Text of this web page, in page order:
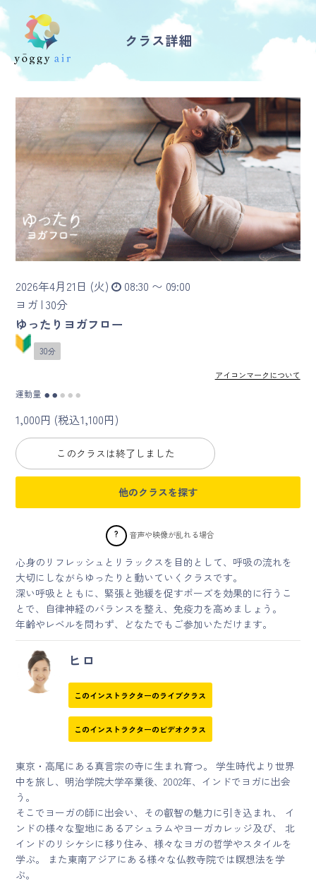
受講の流れ
料金について
インストラクター一覧
FAQ / お問い合わせ
yoggy store
yoggy magazine
yoggy mommy
マイページ
会員規約について
クラス参加にあたっての同意書
特定商取引にかかわる表示
プライバシーポリシー
クラス詳細
2026年4月21日 (火)
08:30 〜 09:00
ヨガ | 30分
ゆったりヨガフロー
30分
アイコンマークについて
運動量 ● ● ● ● ●
1,000円 (税込1,100円)
このクラスは終了しました
他のクラスを探す
? 音声や映像が乱れる場合
心身のリフレッシュとリラックスを目的として、呼吸の流れを
大切にしながらゆったりと動いていくクラスです。
深い呼吸とともに、緊張と弛緩を促すポーズを効果的に行うこ
とで、自律神経のバランスを整え、免疫力を高めましょう。
年齢やレベルを問わず、どなたでもご参加いただけます。
ヒロ
このインストラクターのライブクラス
このインストラクターのビデオクラス
東京・高尾にある真言宗の寺に生まれ育つ。 学生時代より世界
中を旅し、明治学院大学卒業後、2002年、インドでヨガに出会
う。
そこでヨーガの師に出会い、その叡智の魅力に引き込まれ、 イ
ンドの様々な聖地にあるアシュラムやヨーガカレッジ及び、 北
インドのリシケシに移り住み、様々なヨガの哲学やスタイルを
学ぶ。 また東南アジアにある様々な仏教寺院では瞑想法を学
ぶ。